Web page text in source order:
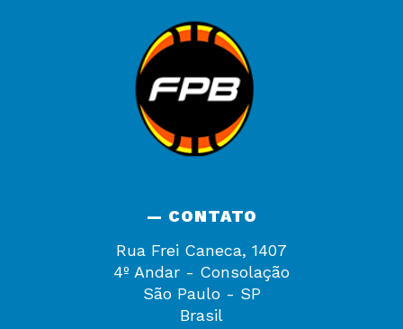
— CONTATO
Rua Frei Caneca, 1407
4º Andar - Consolação
São Paulo - SP
Brasil